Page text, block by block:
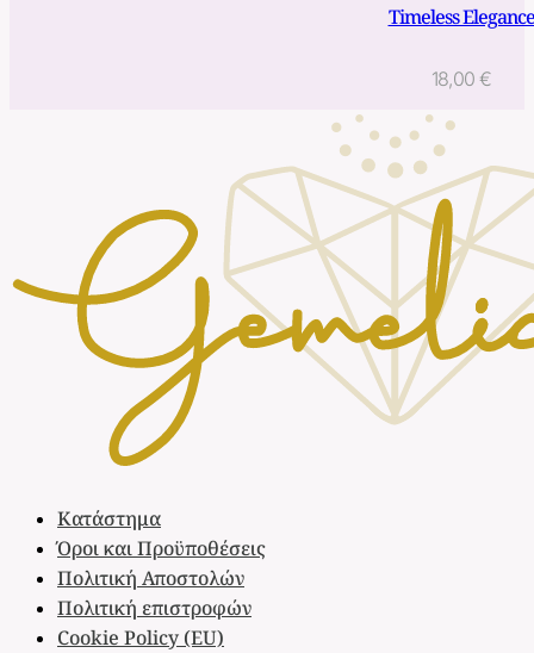
Timeless Elegance
18,00 €
Κατάστημα
Όροι και Προϋποθέσεις
Πολιτική Αποστολών
Πολιτική επιστροφών
Cookie Policy (EU)